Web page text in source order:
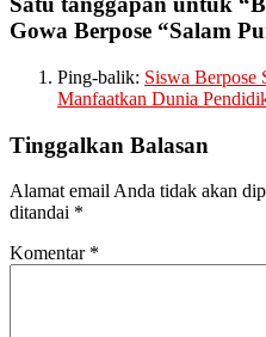
Gowa Berpose “Salam
Ping-balik: Siswa Berpose
Manfaatkan Dunia
Tinggalkan Balasan
Alamat email Anda tidak akan
ditandai *
Komentar *